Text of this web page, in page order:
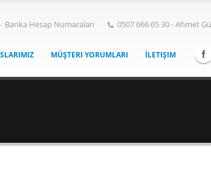
Banka Hesap Numaraları 0507 666 65 30 - Ahmet
MÜŞTERI YORUMLARI İLETIŞIM